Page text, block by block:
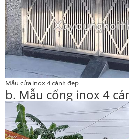
Mẫu cửa inox 4 cánh đẹp
b. Mẫu cổng inox 4